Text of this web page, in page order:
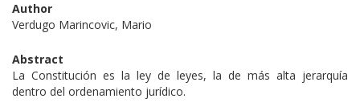
Author
Verdugo Marincovic, Mario
Abstract
La Constitución es la ley de leyes, la de más alta jerarquía
dentro del ordenamiento jurídico.